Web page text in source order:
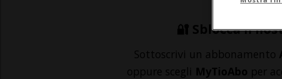
🔐 Sblocca il
Sottoscrivi un abbonamento
oppure scegli MyTioAbo per